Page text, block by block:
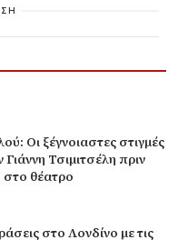
Οι ξέγνοιαστες στιγμές
Τσιμιτσέλη πριν
θέατρο
στο Λονδίνο με τις